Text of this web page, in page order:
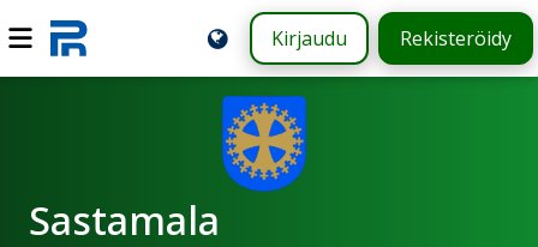
Kirjaudu Rekisteröidy
Sastamala